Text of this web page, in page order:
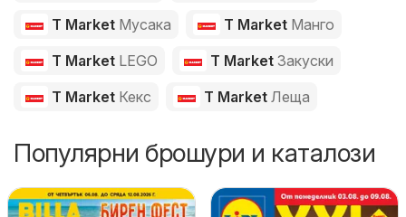
T Market Мусака T Market Манго
T Market LEGO T Market Закуски
T Market Кекс T Market Леща
Популярни брошури и каталози